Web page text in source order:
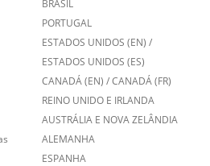
BRASIL
PORTUGAL
ESTADOS UNIDOS (EN) /
ESTADOS UNIDOS (ES)
CANADÁ (EN) /CANADÁ (FR)
REINO UNIDO E IRLANDA
AUSTRÁLIA E NOVA ZELÂNDIA
ALEMANHA
ESPANHA